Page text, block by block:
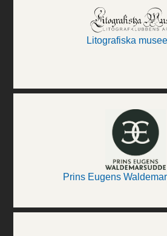
Litografiska
Prins Eugens